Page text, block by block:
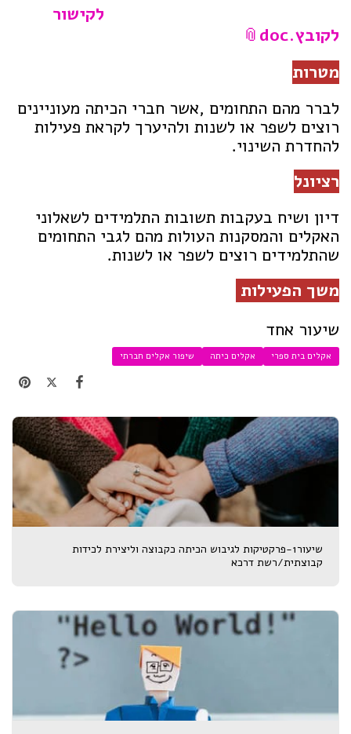
לקישור
לקובץ.doc
מטרות
לברר מהם התחומים ,אשר חברי הכיתה מעוניינים
רוצים לשפר או לשנות ולהיערך לקראת פעילות
להחדרת השינוי.
רציונל
דיון ושיח בעקבות תשובות התלמידים לשאלוני
האקלים והמסקנות העולות מהם לגבי התחומים
שהתלמידים רוצים לשפר או לשנות.
משך הפעילות
שיעור אחד
אקלים בית ספרי אקלים כיתה שיפור אקלים חברתי
שיעור1-פרקטיקות לגיבוש הכיתה כקבוצה וליצירת לכידות
קבוצתית/רשת דרכא